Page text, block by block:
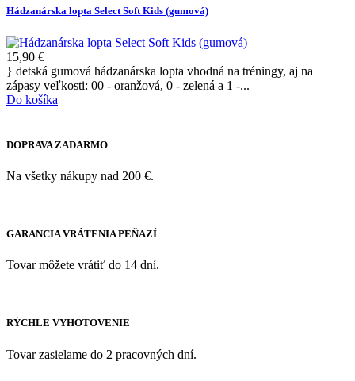
Hádzanárska lopta Select Soft Kids (gumová)
15,90 €
} detská gumová hádzanárska lopta vhodná na tréningy, aj na
zápasy veľkosti: 00 - oranžová, 0 - zelená a 1 -...
Do košíka
DOPRAVA ZADARMO
Na všetky nákupy nad 200 €.
GARANCIA VRÁTENIA PEŇAZÍ
Tovar môžete vrátiť do 14 dní.
RÝCHLE VYHOTOVENIE
Tovar zasielame do 2 pracovných dní.